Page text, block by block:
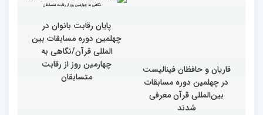
قاریان و حافظان فینالیست‌
در چهلمین دوره مسابقات
بین‌المللی قرآن معرفی
شدند
پایان رقابت بانوان در
چهلمین دوره مسابقات بین